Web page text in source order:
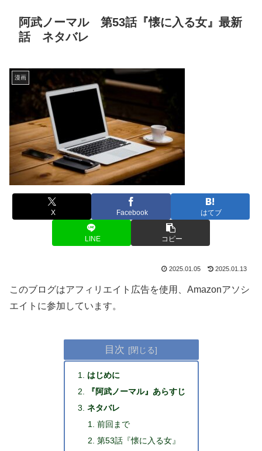
阿武ノーマル 第53話『懐に入る女』最新
話 ネタバレ
漫画
X Facebook はてブ
LINE コピー
2025.01.05 2025.01.13
このブログはアフィリエイト広告を使用、Amazonアソシ
エイトに参加しています。
目次
はじめに
『阿武ノーマル』あらすじ
ネタバレ
前回まで
第53話『懐に入る女』